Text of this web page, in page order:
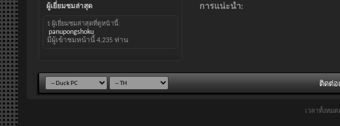
ผู้เยี่ยมชมล่าสุด
1 ผู้เยี่ยมชมล่าสุดที่ดูหน้านี้:
panupongshoku
มีผู้เข้าชมหน้านี้ 4,235 ท่าน
การแน่ะนำ
ติดต่อ
เวลาทั้งหม